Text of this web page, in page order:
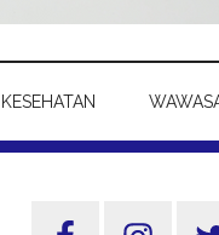
KESEHATAN